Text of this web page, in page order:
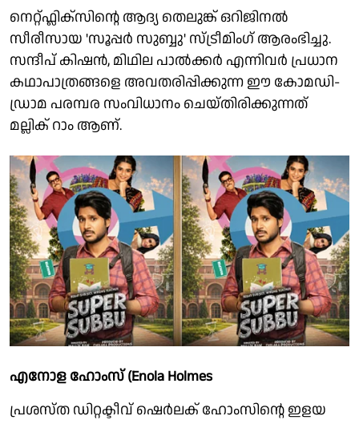
നെറ്റ്ഫ്ലിക്സിൻ്റെ ആദ്യ തെലുങ്ക് ഒറിജിനൽ
സീരീസായ 'സൂപ്പർ സുബ്ബു' സ്ട്രീമിംഗ് ആരംഭിച്ചു.
സന്ദീപ് കിഷൻ, മിഥില പാൽക്കർ എന്നിവർ പ്രധാന
കഥാപാത്രങ്ങളെ അവതരിപ്പിക്കുന്ന ഈ കോമഡി-
ഡ്രാമ പരമ്പര സംവിധാനം ചെയ്തിരിക്കുന്നത്
മല്ലിക് റാം ആണ്.
എനോള ഹോംസ് (Enola Holmes
പ്രശസ്ത ഡിറ്റക്ടീവ് ഷെർലക് ഹോംസിൻ്റെ ഇളയ